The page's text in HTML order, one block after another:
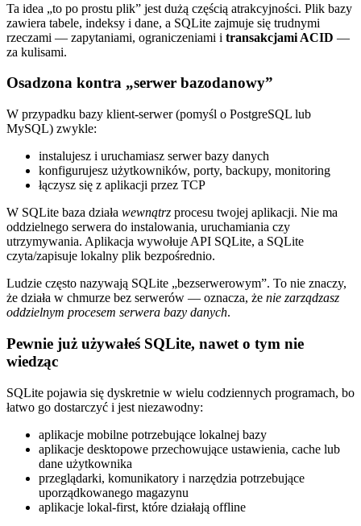
Ta idea „to po prostu plik” jest dużą częścią atrakcyjności. Plik bazy
zawiera tabele, indeksy i dane, a SQLite zajmuje się trudnymi
rzeczami — zapytaniami, ograniczeniami i transakcjami ACID —
za kulisami.
Osadzona kontra „serwer bazodanowy”
W przypadku bazy klient‑serwer (pomyśl o PostgreSQL lub
MySQL) zwykle:
instalujesz i uruchamiasz serwer bazy danych
konfigurujesz użytkowników, porty, backupy, monitoring
łączysz się z aplikacji przez TCP
W SQLite baza działa wewnątrz procesu twojej aplikacji. Nie ma
oddzielnego serwera do instalowania, uruchamiania czy
utrzymywania. Aplikacja wywołuje API SQLite, a SQLite
czyta/zapisuje lokalny plik bezpośrednio.
Ludzie często nazywają SQLite „bezserwerowym”. To nie znaczy,
że działa w chmurze bez serwerów — oznacza, że nie zarządzasz
oddzielnym procesem serwera bazy danych.
Pewnie już używałeś SQLite, nawet o tym nie
wiedząc
SQLite pojawia się dyskretnie w wielu codziennych programach, bo
łatwo go dostarczyć i jest niezawodny:
aplikacje mobilne potrzebujące lokalnej bazy
aplikacje desktopowe przechowujące ustawienia, cache lub
dane użytkownika
przeglądarki, komunikatory i narzędzia potrzebujące
uporządkowanego magazynu
aplikacje lokal‑first, które działają offline